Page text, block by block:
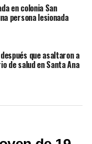
en colonia San
persona lesionada
que asaltaron a
de salud en Santa Ana